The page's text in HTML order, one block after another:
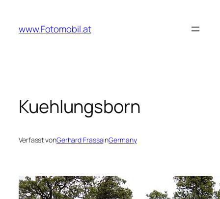
springen
www.Fotomobil.at
Kuehlungsborn
Verfasst vonGerhard FrassainGermany